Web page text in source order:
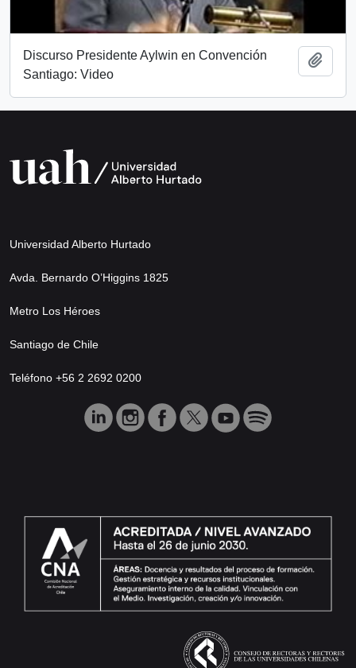
Discurso Presidente Aylwin en Convención
Santiago: Video
Universidad Alberto Hurtado
Avda. Bernardo O’Higgins 1825
Metro Los Héroes
Santiago de Chile
Teléfono +56 2 2692 0200